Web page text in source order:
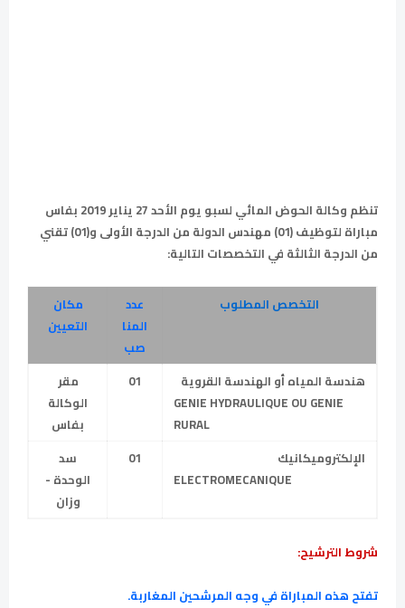
تنظم وكالة الحوض المائي لسبو يوم الأحد 27 يناير 2019 بفاس
مباراة لتوظيف (01) مهندس الدولة من الدرجة الأولى و(01) تقني
من الدرجة الثالثة في التخصصات التالية:
التخصص المطلوب
عدد
المنا
صب
مكان
التعيين
هندسة المياه أو الهندسة القروية
GENIE HYDRAULIQUE OU GENIE
RURAL
01
مقر
الوكالة
بفاس
الإلكتروميكانيك
ELECTROMECANIQUE
01
سد
الوحدة -
وزان
شروط الترشيح:
تفتح هذه المباراة في وجه المرشحين المغاربة.